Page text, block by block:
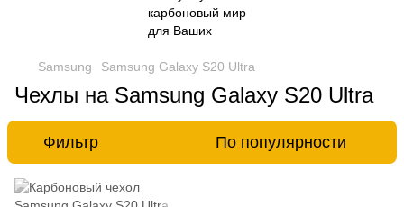
Samsung Samsung Galaxy S20 Ultra
Чехлы на Samsung Galaxy S20 Ultra
Фильтр По популярности